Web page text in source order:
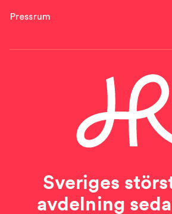
Pressrum
Sveriges
avdelning